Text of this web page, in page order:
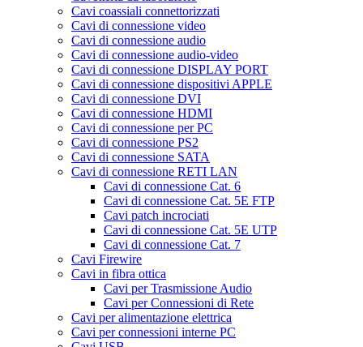
Cavi coassiali connettorizzati
Cavi di connessione video
Cavi di connessione audio
Cavi di connessione audio-video
Cavi di connessione DISPLAY PORT
Cavi di connessione dispositivi APPLE
Cavi di connessione DVI
Cavi di connessione HDMI
Cavi di connessione per PC
Cavi di connessione PS2
Cavi di connessione SATA
Cavi di connessione RETI LAN
Cavi di connessione Cat. 6
Cavi di connessione Cat. 5E FTP
Cavi patch incrociati
Cavi di connessione Cat. 5E UTP
Cavi di connessione Cat. 7
Cavi Firewire
Cavi in fibra ottica
Cavi per Trasmissione Audio
Cavi per Connessioni di Rete
Cavi per alimentazione elettrica
Cavi per connessioni interne PC